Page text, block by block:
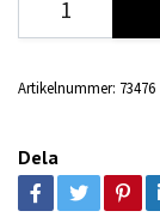
Artikelnummer: 73476
Dela